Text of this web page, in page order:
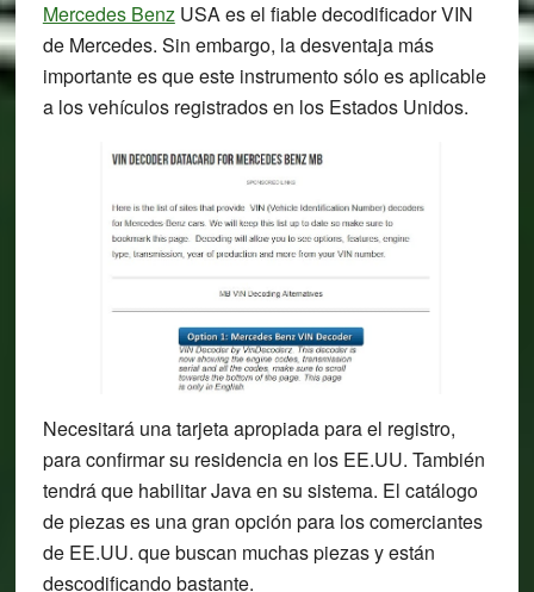
Mercedes BenzUSA es el fiable decodificador VIN
de Mercedes. Sin embargo, la desventaja más
importante es que este instrumento sólo es aplicable
a los vehículos registrados en los Estados Unidos.
Necesitará una tarjeta apropiada para el registro,
para confirmar su residencia en los EE.UU. También
tendrá que habilitar Java en su sistema. El catálogo
de piezas es una gran opción para los comerciantes
de EE.UU. que buscan muchas piezas y están
descodificando bastante.